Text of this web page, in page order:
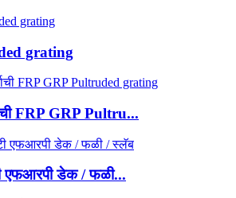
grating
FRP GRP Pultru...
एफआरपी डेक / फळी...